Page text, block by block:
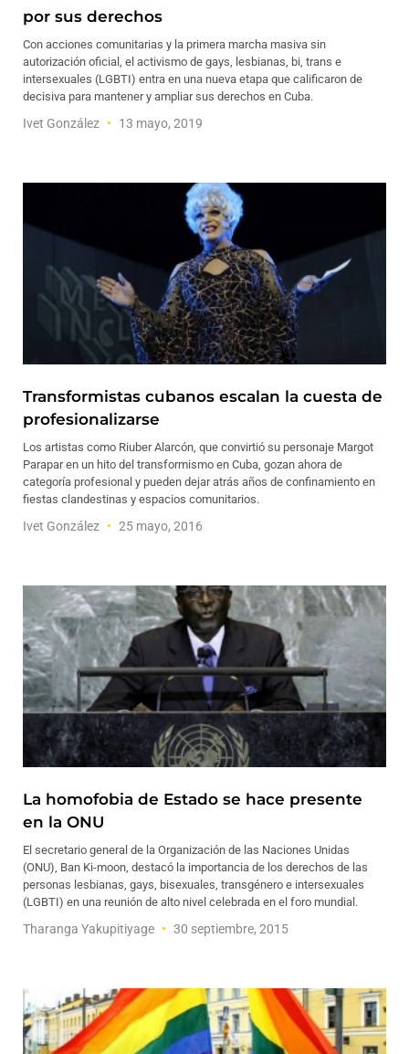
por sus derechos
Con acciones comunitarias y la primera marcha masiva sin
autorización oficial, el activismo de gays, lesbianas, bi, trans e
intersexuales (LGBTI) entra en una nueva etapa que calificaron de
decisiva para mantener y ampliar sus derechos en Cuba.
Ivet González 13 mayo, 2019
Transformistas cubanos escalan la cuesta de
profesionalizarse
Los artistas como Riuber Alarcón, que convirtió su personaje Margot
Parapar en un hito del transformismo en Cuba, gozan ahora de
categoría profesional y pueden dejar atrás años de confinamiento en
fiestas clandestinas y espacios comunitarios.
Ivet González 25 mayo, 2016
La homofobia de Estado se hace presente
en la ONU
El secretario general de la Organización de las Naciones Unidas
(ONU), Ban Ki-moon, destacó la importancia de los derechos de las
personas lesbianas, gays, bisexuales, transgénero e intersexuales
(LGBTI) en una reunión de alto nivel celebrada en el foro mundial.
Tharanga Yakupitiyage 30 septiembre, 2015